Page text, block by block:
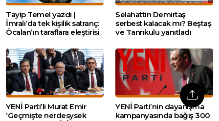
Tayip Temel yazdı |
İmralı’da tek kişilik satranç:
Öcalan’ın taraflara eleştirisi
Selahattin Demirtaş
serbest kalacak mı? Beştaş
ve Tanrıkulu yanıtladı
YENİ Parti’li Murat Emir
‘Geçmişte nerdesysek
YENİ Parti’nin dayanışma
kampanyasında bağış 300